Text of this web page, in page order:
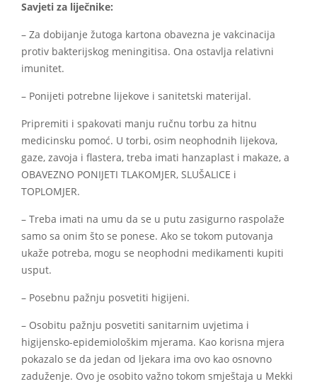
Savjeti za liječnike:
– Za dobijanje žutoga kartona obavezna je vakcinacija
protiv bakterijskog meningitisa. Ona ostavlja relativni
imunitet.
– Ponijeti potrebne lijekove i sanitetski materijal.
Pripremiti i spakovati manju ručnu torbu za hitnu
medicinsku pomoć. U torbi, osim neophodnih lijekova,
gaze, zavoja i flastera, treba imati hanzaplast i makaze, a
OBAVEZNO PONIJETI TLAKOMJER, SLUŠALICE i
TOPLOMJER.
– Treba imati na umu da se u putu zasigurno raspolaže
samo sa onim što se ponese. Ako se tokom putovanja
ukaže potreba, mogu se neophodni medikamenti kupiti
usput.
– Posebnu pažnju posvetiti higijeni.
– Osobitu pažnju posvetiti sanitarnim uvjetima i
higijensko-epidemiološkim mjerama. Kao korisna mjera
pokazalo se da jedan od ljekara ima ovo kao osnovno
zaduženje. Ovo je osobito važno tokom smještaja u Mekki